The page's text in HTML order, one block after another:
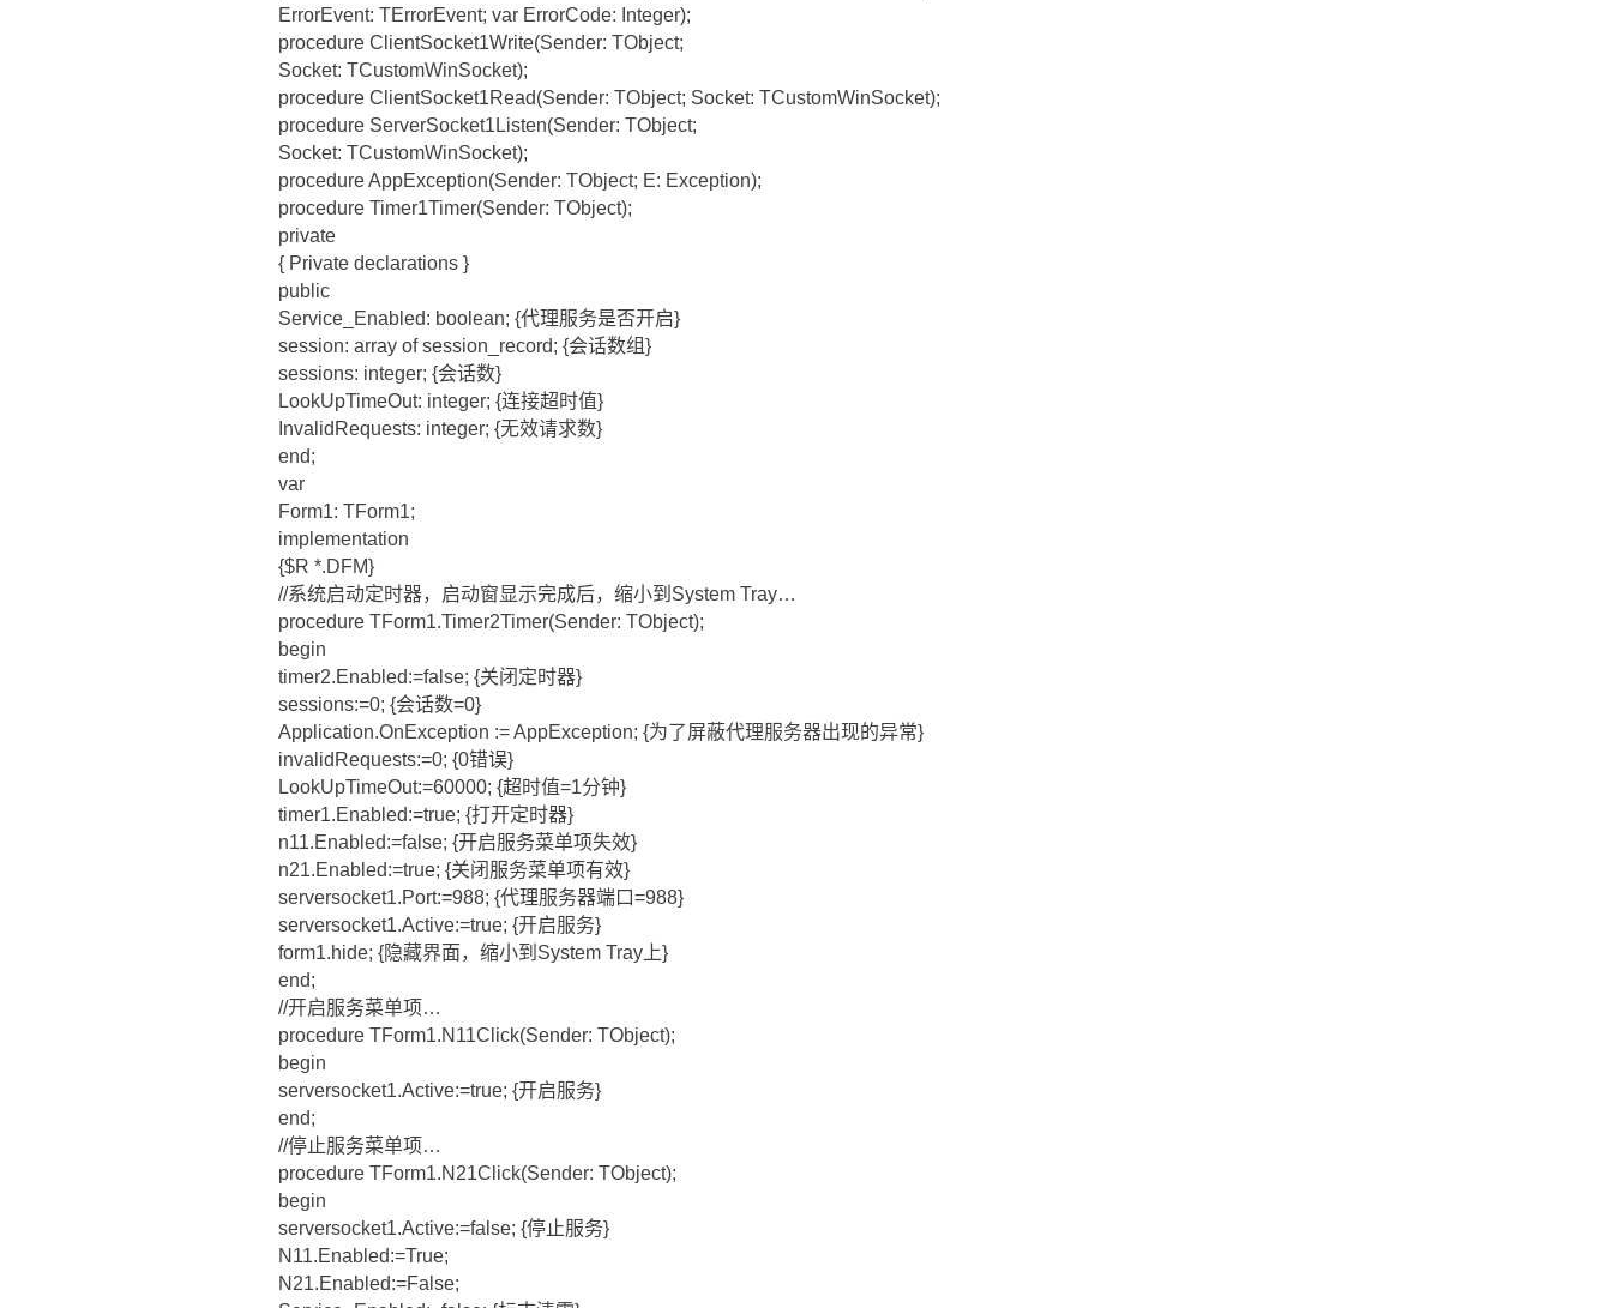
ErrorEvent: TErrorEvent; var ErrorCode: Integer);
procedure ClientSocket1Write(Sender: TObject;
Socket: TCustomWinSocket);
procedure ClientSocket1Read(Sender: TObject; Socket: TCustomWinSocket);
procedure ServerSocket1Listen(Sender: TObject;
Socket: TCustomWinSocket);
procedure AppException(Sender: TObject; E: Exception);
procedure Timer1Timer(Sender: TObject);
private
{ Private declarations }
public
Service_Enabled: boolean; {代理服务是否开启}
session: array of session_record; {会话数组}
sessions: integer; {会话数}
LookUpTimeOut: integer; {连接超时值}
InvalidRequests: integer; {无效请求数}
end;
var
Form1: TForm1;
implementation
{$R *.DFM}
//系统启动定时器，启动窗显示完成后，缩小到System Tray…
procedure TForm1.Timer2Timer(Sender: TObject);
begin
timer2.Enabled:=false; {关闭定时器}
sessions:=0; {会话数=0}
Application.OnException := AppException; {为了屏蔽代理服务器出现的异常}
invalidRequests:=0; {0错误}
LookUpTimeOut:=60000; {超时值=1分钟}
timer1.Enabled:=true; {打开定时器}
n11.Enabled:=false; {开启服务菜单项失效}
n21.Enabled:=true; {关闭服务菜单项有效}
serversocket1.Port:=988; {代理服务器端口=988}
serversocket1.Active:=true; {开启服务}
form1.hide; {隐藏界面，缩小到System Tray上}
end;
//开启服务菜单项…
procedure TForm1.N11Click(Sender: TObject);
begin
serversocket1.Active:=true; {开启服务}
end;
//停止服务菜单项…
procedure TForm1.N21Click(Sender: TObject);
begin
serversocket1.Active:=false; {停止服务}
N11.Enabled:=True;
N21.Enabled:=False;